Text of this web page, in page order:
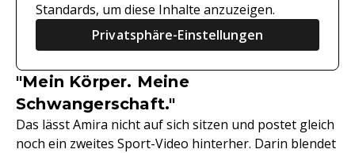
Standards, um diese Inhalte anzuzeigen.
Privatsphäre-Einstellungen
"Mein Körper. Meine
Schwangerschaft."
Das lässt Amira nicht auf sich sitzen und postet gleich
noch ein zweites Sport-Video hinterher. Darin blendet